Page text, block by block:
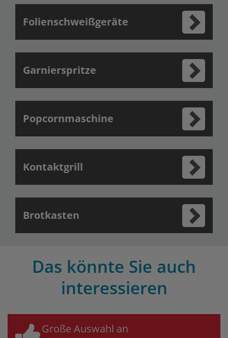
Folienschweißgeräte
Garnierspritze
Popcornmaschine
Kontaktgrill
Brotkasten
Das könnte Sie auch
interessieren
Große Auswahl an